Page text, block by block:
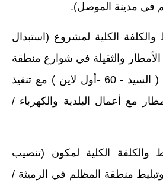
في مدينة الموصل).
والكلفة الكلية لمشروع (استبدال
الأمطار والثقيلة في شوارع منطقة
حي الحسين الرئيسة ( السيد - 60 -أول لاين ) مع تنفيذ
مع أعمال البلدية والكهرباء /
والكلفة الكلية لمكون (تنصيب
وتبليط منطقة المظلم في الرميثة /